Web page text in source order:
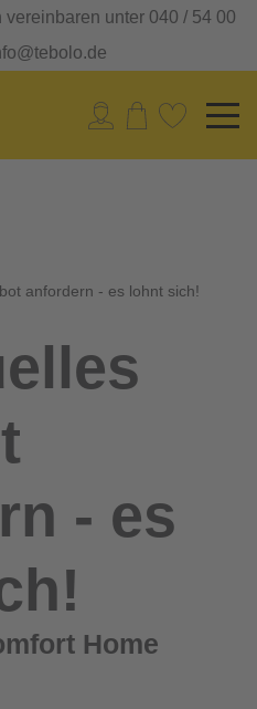
unter 040 / 54 00
anfordern - es lohnt sich!
- es
Home